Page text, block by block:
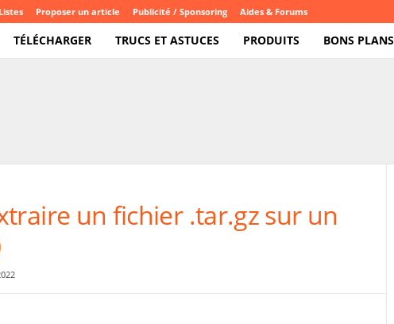
Listes Proposer un article Publicité / Sponsoring Aides & Forums
TÉLÉCHARGER TRUCS ET ASTUCES PRODUITS BONS PLANS
un fichier .tar.gz sur un